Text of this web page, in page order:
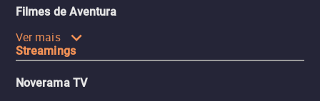
Filmes de Aventura
Ver mais
Streamings
Noverama TV